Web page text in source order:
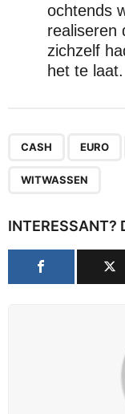
ochtends
realiseren
zichzelf
het te laat.
CASH EURO
WITWASSEN
INTERESSANT?